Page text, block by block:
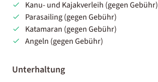
Kanu- und Kajakverleih (gegen Gebühr)
Parasailing (gegen Gebühr)
Katamaran (gegen Gebühr)
Angeln (gegen Gebühr)
Unterhaltung